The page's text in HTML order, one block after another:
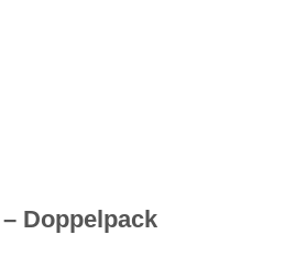
Doppelpack